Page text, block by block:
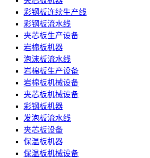
彩钢板连续生产线
彩钢板流水线
夹芯板生产设备
岩棉板机器
泡沫板流水线
岩棉板生产设备
岩棉板机械设备
夹芯板机械设备
彩钢板机器
发泡板流水线
夹芯板设备
保温板机器
保温板机械设备